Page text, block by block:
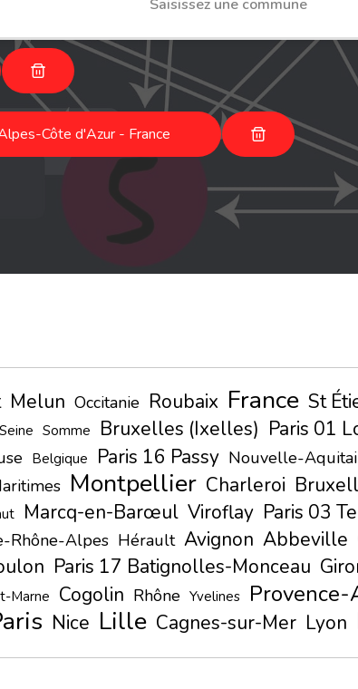
Côte d'Azur - France
Melun Occitanie Roubaix France St
Somme Bruxelles (Ixelles) Paris 01
Belgique Paris 16 Passy Nouvelle-
Montpellier Charleroi
Marcq-en-Barœul Viroflay Paris 03
Rhône-Alpes Hérault Avignon Abbeville
Paris 17 Batignolles-Monceau
Marne Cogolin Rhône Yvelines
Nice Lille Cagnes-sur-Mer Lyon